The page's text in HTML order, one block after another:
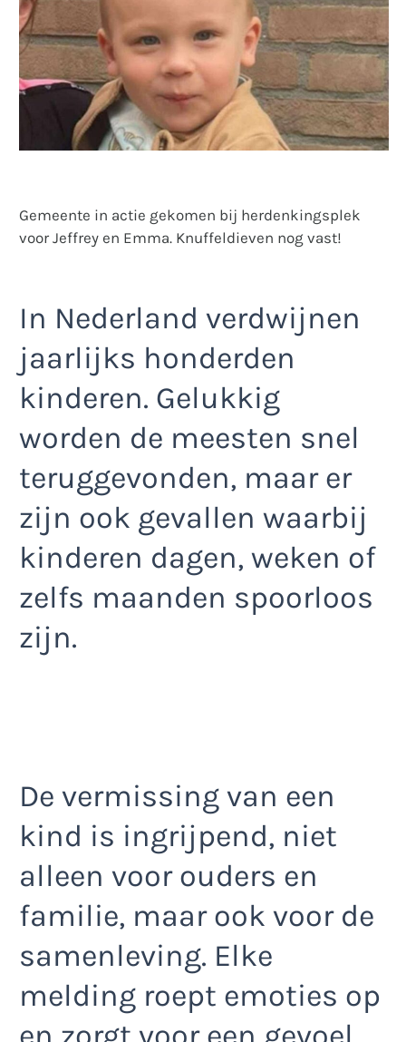
Gemeente in actie gekomen bij herdenkingsplek
voor Jeffrey en Emma. Knuffeldieven nog vast!
In Nederland verdwijnen
jaarlijks honderden
kinderen. Gelukkig
worden de meesten snel
teruggevonden, maar er
zijn ook gevallen waarbij
kinderen dagen, weken of
zelfs maanden spoorloos
zijn.
De vermissing van een
kind is ingrijpend, niet
alleen voor ouders en
familie, maar ook voor de
samenleving. Elke
melding roept emoties op